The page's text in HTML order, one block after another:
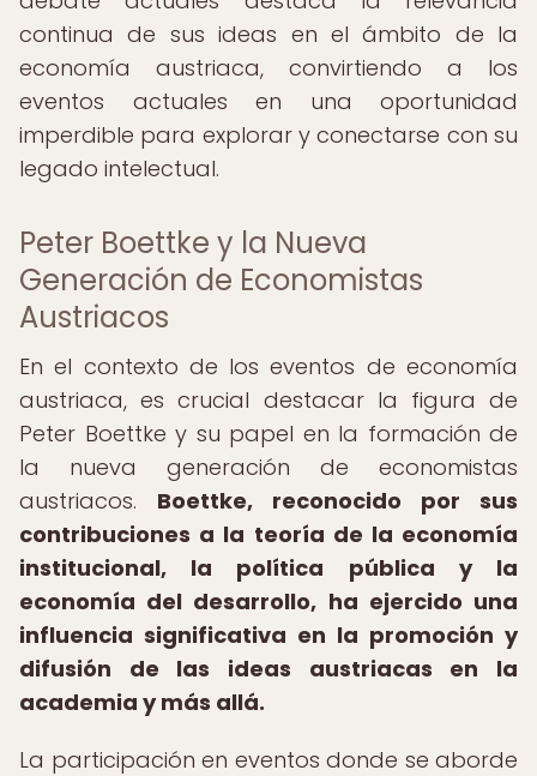
continua de sus ideas en el ámbito de la
economía austriaca, convirtiendo a los
eventos actuales en una oportunidad
imperdible para explorar y conectarse con su
legado intelectual.
Peter Boettke y la Nueva
Generación de Economistas
Austriacos
En el contexto de los eventos de economía
austriaca, es crucial destacar la figura de
Peter Boettke y su papel en la formación de
la nueva generación de economistas
austriacos. Boettke, reconocido por sus
contribuciones a la teoría de la economía
institucional, la política pública y la
economía del desarrollo, ha ejercido una
influencia significativa en la promoción y
difusión de las ideas austriacas en la
academia y más allá.
La participación en eventos donde se aborde